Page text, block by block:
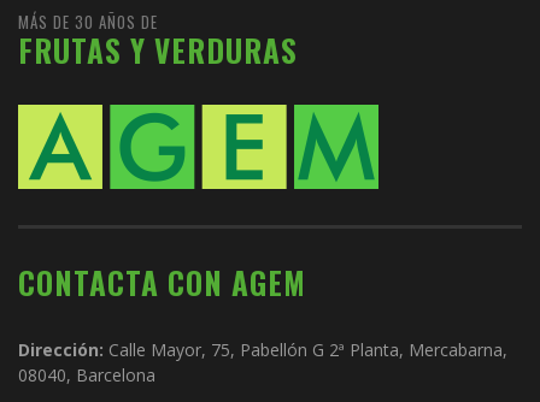
MÁS DE 30 AÑOS DE
FRUTAS Y VERDURAS
CONTACTA CON AGEM
Dirección: Calle Mayor, 75, Pabellón G 2ª Planta, Mercabarna,
08040, Barcelona